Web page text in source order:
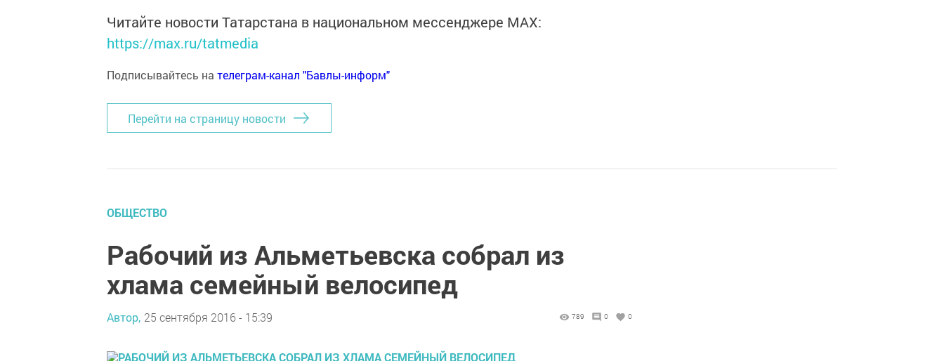
Читайте новости Татарстана в национальном мессенджере MАХ:
https://max.ru/tatmedia
Подписывайтесь на телеграм-канал "Бавлы-информ"
Перейти на страницу новости
ОБЩЕСТВО
Рабочий из Альметьевска собрал из
хлама семейный велосипед
Автор, 25 сентября 2016 - 15:39 789 0 0